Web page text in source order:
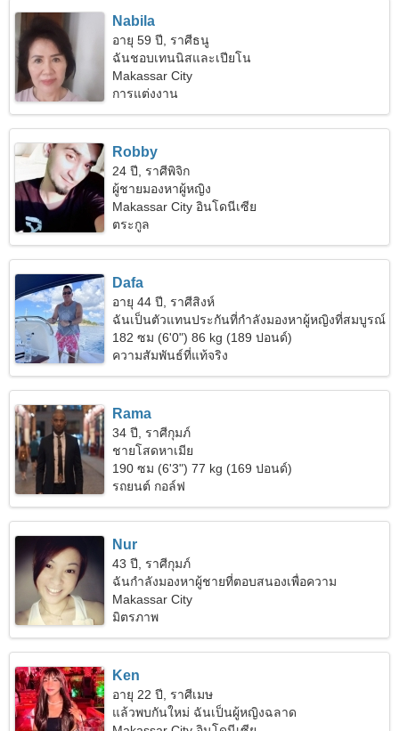
Nabila
อายุ 59 ปี, ราศีธนู
ฉันชอบเทนนิสและเปียโน
Makassar City
การแต่งงาน
Robby
24 ปี, ราศีพิจิก
ผู้ชายมองหาผู้หญิง
Makassar City อินโดนีเซีย
ตระกูล
Dafa
อายุ 44 ปี, ราศีสิงห์
ฉันเป็นตัวแทนประกันที่กำลังมองหาผู้หญิงที่สมบูรณ์
แบบ
182 ซม (6'0") 86 kg (189 ปอนด์)
ความสัมพันธ์ที่แท้จริง
Rama
34 ปี, ราศีกุมภ์
ชายโสดหาเมีย
190 ซม (6'3") 77 kg (169 ปอนด์)
รถยนต์ กอล์ฟ
Nur
43 ปี, ราศีกุมภ์
ฉันกำลังมองหาผู้ชายที่ตอบสนองเพื่อความ
สนุกสนาน
Makassar City
มิตรภาพ
Ken
อายุ 22 ปี, ราศีเมษ
แล้วพบกันใหม่ ฉันเป็นผู้หญิงฉลาด